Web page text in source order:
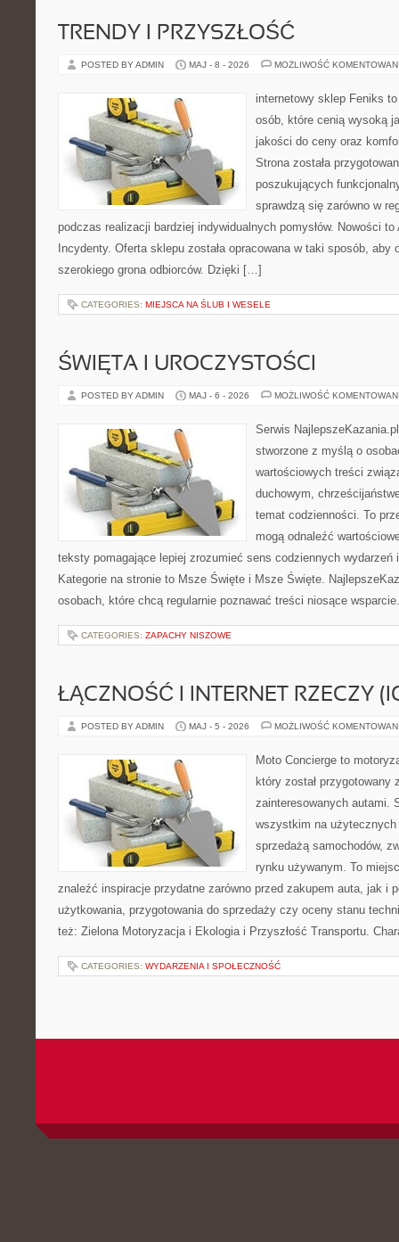
TRENDY I PRZYSZŁOŚĆ
POSTED BY ADMIN MAJ - 8 - 2026 MOŻLIWOŚĆ
internetowy sklep Feniks
osób, które cenią wysoką
jakości do ceny oraz
Strona została
poszukujących
sprawdzą się zarówno w
podczas realizacji bardziej indywidualnych pomysłów. Nowości
Incydenty. Oferta sklepu została opracowana w taki sposób, aby
szerokiego grona odbiorców. Dzięki […]
CATEGORIES: MIEJSCA NA ŚLUB I WESELE
ŚWIĘTA I UROCZYSTOŚCI
POSTED BY ADMIN MAJ - 6 - 2026 MOŻLIWOŚĆ
Serwis
stworzone z myślą o
wartościowych treści
duchowym,
temat codzienności. To
mogą odnaleźć
teksty pomagające lepiej zrozumieć sens codziennych wydarzeń
Kategorie na stronie to Msze Święte i Msze Święte.
osobach, które chcą regularnie poznawać treści niosące
CATEGORIES: ZAPACHY NISZOWE
ŁĄCZNOŚĆ I INTERNET RZECZY
POSTED BY ADMIN MAJ - 5 - 2026 MOŻLIWOŚĆ
Moto Concierge to
który został przygotowany
zainteresowanych autami.
wszystkim na
sprzedażą samochodów,
rynku używanym. To
znaleźć inspiracje przydatne zarówno przed zakupem auta, jak i
użytkowania, przygotowania do sprzedaży czy oceny stanu
też: Zielona Motoryzacja i Ekologia i Przyszłość Transportu.
CATEGORIES: WYDARZENIA I SPOŁECZNOŚĆ